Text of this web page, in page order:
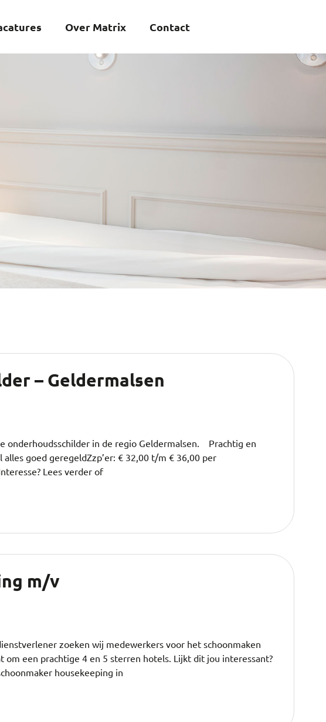
Over Matrix Contact
– Geldermalsen
onderhoudsschilder in de regio Geldermalsen. Prachtig en
goed geregeldZzp’er: € 32,00 t/m € 36,00 per
Lees verder of
m/v
zoeken wij medewerkers voor het schoonmaken
een prachtige 4 en 5 sterren hotels. Lijkt dit jou interessant?
housekeeping in